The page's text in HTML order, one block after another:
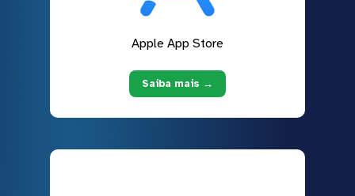
Apple App Store
Saiba mais →